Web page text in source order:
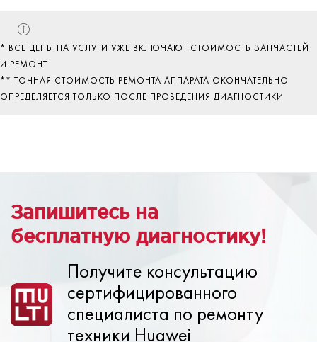
* ВСЕ ЦЕНЫ НА УСЛУГИ УЖЕ ВКЛЮЧАЮТ СТОИМОСТЬ ЗАПЧАСТЕЙ
И РЕМОНТ
** ТОЧНАЯ СТОИМОСТЬ РЕМОНТА АППАРАТА ОКОНЧАТЕЛЬНО
ОПРЕДЕЛЯЕТСЯ ТОЛЬКО ПОСЛЕ ПРОВЕДЕНИЯ ДИАГНОСТИКИ
Запишитесь на
бесплатную диагностику!
Получите консультацию
сертифицированного
специалиста по ремонту
техники Huawei